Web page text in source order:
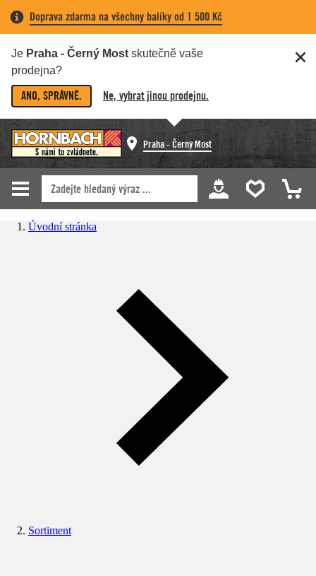
Doprava zdarma na všechny balíky od 1 500 Kč
Je Praha - Černý Most skutečně vaše
prodejna?
ANO, SPRÁVNĚ. Ne, vybrat jinou prodejnu.
Praha - Černý Most
Úvodní stránka
Sortiment